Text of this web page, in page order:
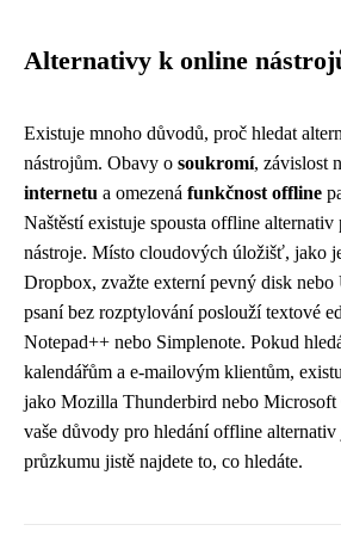
Alternativy k online
Existuje mnoho důvodů, proč hledat
nástrojům. Obavy o soukromí, závislost
internetu a omezená funkčnost offline
Naštěstí existuje spousta offline
nástroje. Místo cloudových úložišť, jako
Dropbox, zvažte externí pevný disk
psaní bez rozptylování poslouží textové
Notepad++ nebo Simplenote. Pokud
kalendářům a e-mailovým klientům,
jako Mozilla Thunderbird nebo
vaše důvody pro hledání offline
průzkumu jistě najdete to, co hledáte.